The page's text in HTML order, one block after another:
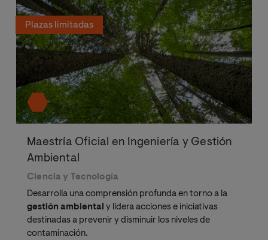
Plazas limitadas
Maestría Oficial en Ingeniería y Gestión
Ambiental
Ciencia y Tecnología
Desarrolla una comprensión profunda en torno a la
gestión ambiental y lidera acciones e iniciativas
destinadas a prevenir y disminuir los niveles de
contaminación.